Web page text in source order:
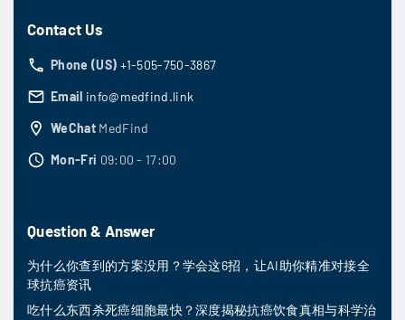
Contact Us
Phone (US) +1-505-750-3867
Email info@medfind.link
WeChat MedFind
Mon-Fri 09:00 - 17:00
Question & Answer
为什么你查到的方案没用？学会这6招，让AI助你精准对接全
球抗癌资讯
吃什么东西杀死癌细胞最快？深度揭秘抗癌饮食真相与科学治